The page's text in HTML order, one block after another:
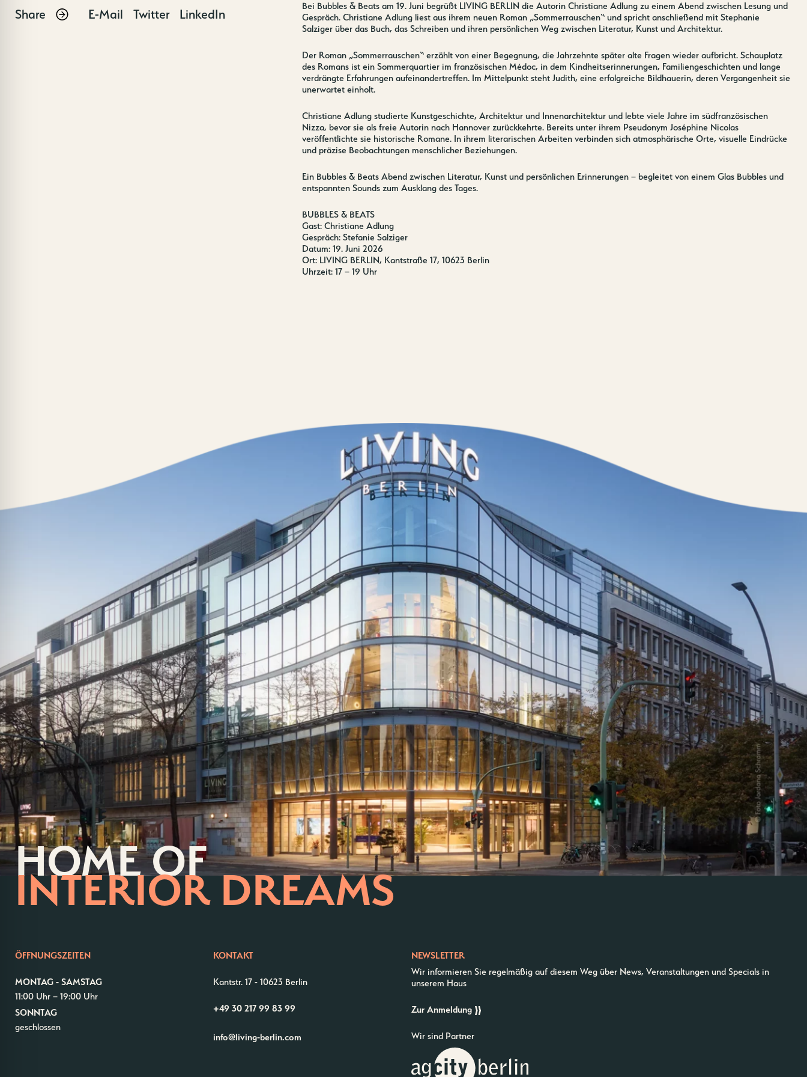
Vermietung
Newsletter
Share E-Mail Twitter LinkedIn
Bei Bubbles & Beats am 19. Juni begrüßt LIVING BERLIN die Autorin Christiane Adlung zu einem Abend zwischen Lesung und
Gespräch. Christiane Adlung liest aus ihrem neuen Roman „Sommerrauschen“ und spricht anschließend mit Stephanie
Salziger über das Buch, das Schreiben und ihren persönlichen Weg zwischen Literatur, Kunst und Architektur.
Der Roman „Sommerrauschen“ erzählt von einer Begegnung, die Jahrzehnte später alte Fragen wieder aufbricht. Schauplatz
des Romans ist ein Sommerquartier im französischen Médoc, in dem Kindheitserinnerungen, Familiengeschichten und lange
verdrängte Erfahrungen aufeinandertreffen. Im Mittelpunkt steht Judith, eine erfolgreiche Bildhauerin, deren Vergangenheit sie
unerwartet einholt.
Christiane Adlung studierte Kunstgeschichte, Architektur und Innenarchitektur und lebte viele Jahre im südfranzösischen
Nizza, bevor sie als freie Autorin nach Hannover zurückkehrte. Bereits unter ihrem Pseudonym Joséphine Nicolas
veröffentlichte sie historische Romane. In ihrem literarischen Arbeiten verbinden sich atmosphärische Orte, visuelle Eindrücke
und präzise Beobachtungen menschlicher Beziehungen.
Ein Bubbles & Beats Abend zwischen Literatur, Kunst und persönlichen Erinnerungen – begleitet von einem Glas Bubbles und
entspannten Sounds zum Ausklang des Tages.
BUBBLES & BEATS
Gast: Christiane Adlung
Gespräch: Stefanie Salziger
Datum: 19. Juni 2026
Ort: LIVING BERLIN, Kantstraße 17, 10623 Berlin
Uhrzeit: 17 – 19 Uhr
HOME OF
INTERIOR DREAMS
ÖFFNUNGSZEITEN
MONTAG - SAMSTAG
11:00 Uhr – 19:00 Uhr
SONNTAG
geschlossen
KONTAKT
Kantstr. 17- 10623 Berlin
+49 30 217 99 83 99
info@living-berlin.com
NEWSLETTER
Wir informieren Sie regelmäßig auf diesem Weg über News, Veranstaltungen und Specials in
unserem Haus
Zur Anmeldung
Wir sind Partner